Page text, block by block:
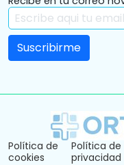
Política de
cookies
Política de
privacidad